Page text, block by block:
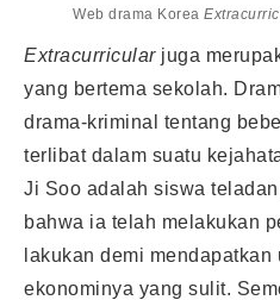
Web drama Korea
Extracurricularjuga
yang bertema sekolah.
drama-kriminal tentang
terlibat dalam suatu
Ji Soo adalah siswa
bahwa ia telah melakukan
lakukan demi
ekonominya yang sulit.